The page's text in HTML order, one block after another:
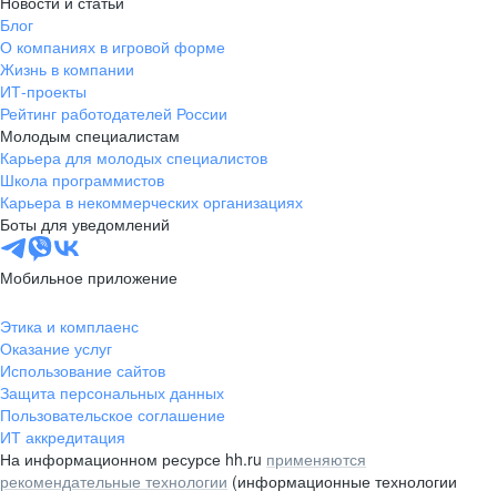
Блог
О компаниях в игровой форме
Жизнь в компании
ИТ-проекты
Рейтинг работодателей России
Молодым специалистам
Карьера для молодых специалистов
Школа программистов
Карьера в некоммерческих организациях
Боты для уведомлений
Мобильное приложение
Этика и комплаенс
Оказание услуг
Использование сайтов
Защита персональных данных
Пользовательское соглашение
ИТ аккредитация
На информационном ресурсе hh.ru применяются
рекомендательные технологии (информационные технологии